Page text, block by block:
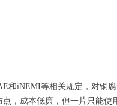
和iNEMI等相关规定，对铜
点，成本低廉，但一片只能使